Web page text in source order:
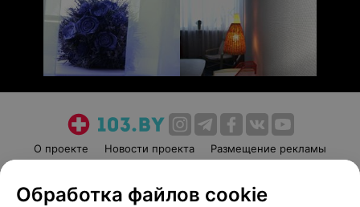
О проекте Новости проекта
Размещение рекламы
Пользовательское соглашение
Способы оплаты
Обработка файлов cookie